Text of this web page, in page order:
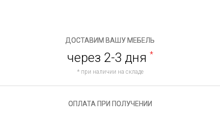
ДОСТАВИМ ВАШУ МЕБЕЛЬ
через 2-3 дня *
* при наличии на складе
ОПЛАТА ПРИ ПОЛУЧЕНИИ